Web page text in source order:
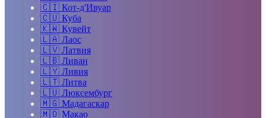
🇨🇮 Кот-д'Ивуар
🇨🇺 Куба
🇰🇼 Кувейт
🇱🇦 Лаос
🇱🇻 Латвия
🇱🇧 Ливан
🇱🇾 Ливия
🇱🇹 Литва
🇱🇺 Люксембург
🇲🇬 Мадагаскар
🇲🇴 Макао